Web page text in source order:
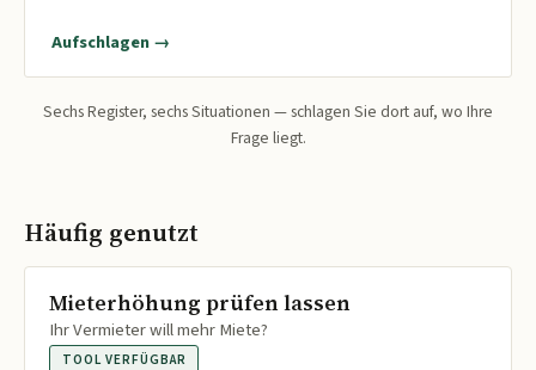
Aufschlagen →
Sechs Register, sechs Situationen — schlagen Sie dort auf, wo Ihre
Frage liegt.
Häufig genutzt
Mieterhöhung prüfen lassen
Ihr Vermieter will mehr Miete?
TOOL VERFÜGBAR